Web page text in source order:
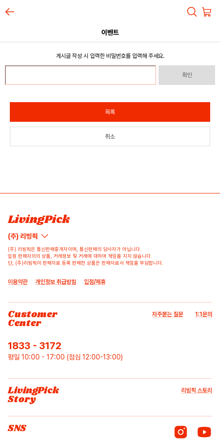
이벤트
게시글 작성 시 입력한 비밀번호를 입력해 주세요.
확인
목록
취소
LivingPick
(주) 리빙픽
(주) 리빙픽은 통신판매중개자이며, 통신판매의 당사자가 아닙니다.
입점 판매자의의 상품, 거래정보 및 거래에 대하여 책임을 지지 않습니다.
단, (주)리빙픽이 판매자로 등록 판매한 상품은 판매자로서 책임을 부담합니다.
이용약관 개인정보 취급방침 입점/제휴
Customer
Center
자주묻는 질문 1:1문의
1833 - 3172
평일 10:00 - 17:00 (점심 12:00-13:00)
LivingPick
Story
리빙픽 스토리
SNS